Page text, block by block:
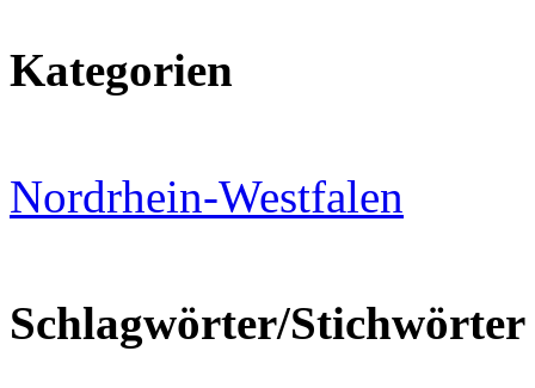
Kategorien
Nordrhein-Westfalen
Schlagwörter/Stichwörter